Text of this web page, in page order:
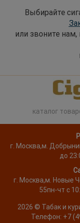
Выбирайте
или звоните
каталог
г. Москва,м.
до
г. Москва,м. Новые
55пн-чт с
2026 © Табак и
Телефон: +7